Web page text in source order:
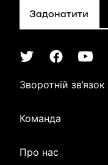
Задонатити
Зворотній зв’язок
Команда
Про нас